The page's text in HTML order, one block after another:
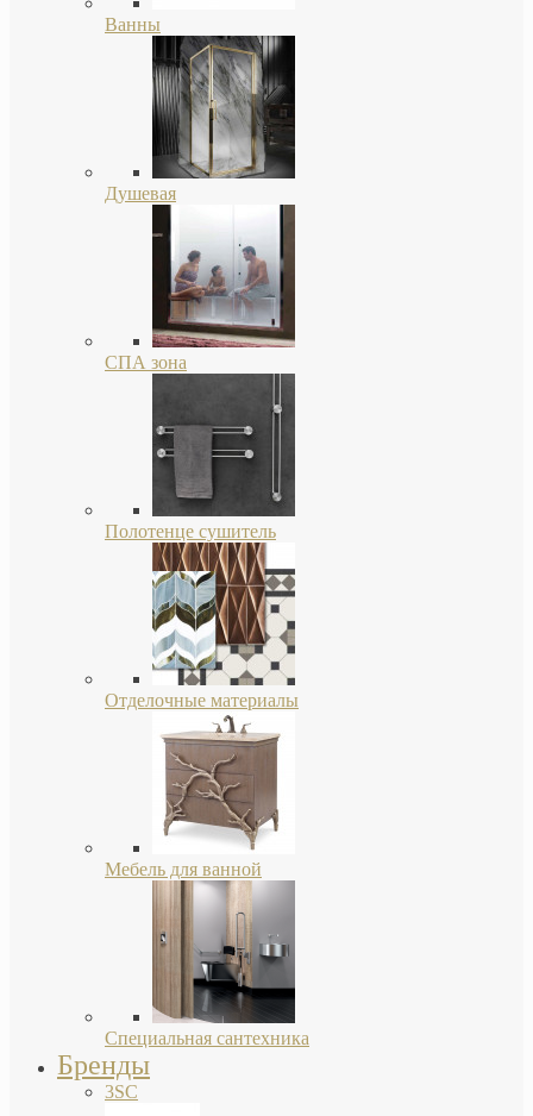
Ванны
Душевая
СПА зона
Полотенце сушитель
Отделочные материалы
Мебель для ванной
Специальная сантехника
Бренды
3SC